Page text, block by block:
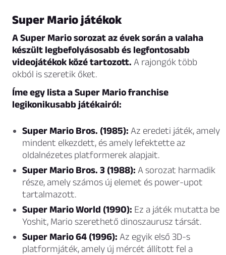
Super Mario játékok
A Super Mario sorozat az évek során a valaha
készült legbefolyásosabb és legfontosabb
videojátékok közé tartozott. A rajongók több
okból is szeretik őket.
Íme egy lista a Super Mario franchise
legikonikusabb játékairól:
Super Mario Bros. (1985): Az eredeti játék, amely
mindent elkezdett, és amely lefektette az
oldalnézetes platformerek alapjait.
Super Mario Bros. 3 (1988): A sorozat harmadik
része, amely számos új elemet és power-upot
tartalmazott.
Super Mario World (1990): Ez a játék mutatta be
Yoshit, Mario szerethető dinoszaurusz társát.
Super Mario 64 (1996): Az egyik első 3D-s
platformjáték, amely új mércét állított fel a